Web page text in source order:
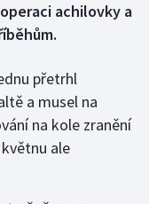
achilovky a
přetrhl
a musel na
na kole zranění
ale